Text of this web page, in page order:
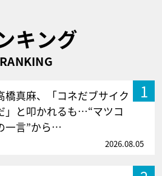
キング
RANKING
1
橋真麻、「コネだブサイク
」と叩かれるも…“マツコ
一言”から…
2026.08.05